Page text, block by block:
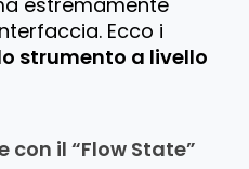
Ecco i
strumento a livello
con il “Flow State”